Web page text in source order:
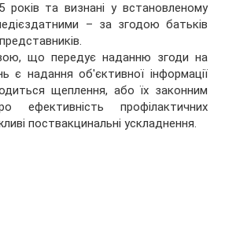
та визнані у встановленому
– за згодою батьків
що передує наданню згоди на
є надання об'єктивної інформації
щеплення, або їх законним
ефективність профілактичних
поствакцинальні ускладнення.